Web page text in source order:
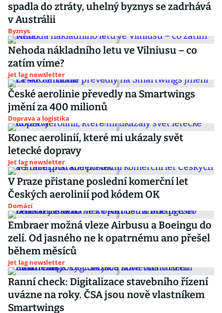
spadla do ztráty, uhelný byznys se zadrhává
v Austrálii
Byznys
Nehoda nákladního letu ve Vilniusu – co
zatím víme?
Jet lag newsletter
České aerolinie převedly na Smartwings
jmění za 400 milionů
Doprava a logistika
Konec aerolinií, které mi ukázaly svět
letecké dopravy
Jet lag newsletter
V Praze přistane poslední komerční let
Českých aerolinií pod kódem OK
Domácí
Embraer možná vleze Airbusu a Boeingu do
zelí. Od jasného ne k opatrnému ano přešel
během měsíců
Jet lag newsletter
Ranní check: Digitalizace stavebního řízení
uvázne na roky. ČSA jsou nově vlastníkem
Smartwings